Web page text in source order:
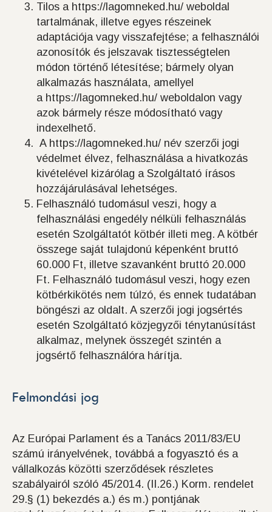
Tilos a https://lagomneked.hu/ weboldal
tartalmának, illetve egyes részeinek
adaptációja vagy visszafejtése; a felhasználói
azonosítók és jelszavak tisztességtelen
módon történő létesítése; bármely olyan
alkalmazás használata, amellyel
a https://lagomneked.hu/ weboldalon vagy
azok bármely része módosítható vagy
indexelhető.
A https://lagomneked.hu/ név szerzői jogi
védelmet élvez, felhasználása a hivatkozás
kivételével kizárólag a Szolgáltató írásos
hozzájárulásával lehetséges.
Felhasználó tudomásul veszi, hogy a
felhasználási engedély nélküli felhasználás
esetén Szolgáltatót kötbér illeti meg. A kötbér
összege saját tulajdonú képenként bruttó
60.000 Ft, illetve szavanként bruttó 20.000
Ft. Felhasználó tudomásul veszi, hogy ezen
kötbérkikötés nem túlzó, és ennek tudatában
böngészi az oldalt. A szerzői jogi jogsértés
esetén Szolgáltató közjegyzői ténytanúsítást
alkalmaz, melynek összegét szintén a
jogsértő felhasználóra hárítja.
Felmondási jog
Az Európai Parlament és a Tanács 2011/83/EU
számú irányelvének, továbbá a fogyasztó és a
vállalkozás közötti szerződések részletes
szabályairól szóló 45/2014. (II.26.) Korm. rendelet
29.§ (1) bekezdés a.) és m.) pontjának